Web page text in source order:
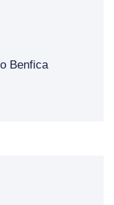
Benfica